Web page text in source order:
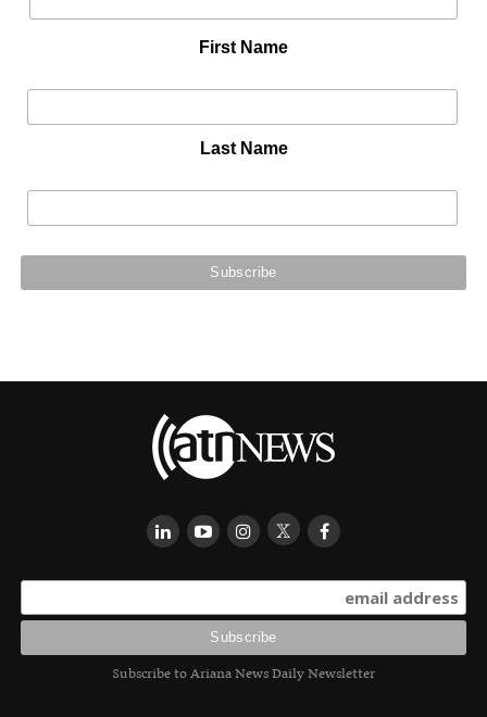
First Name
Last Name
Subscribe to Ariana News Daily Newsletter